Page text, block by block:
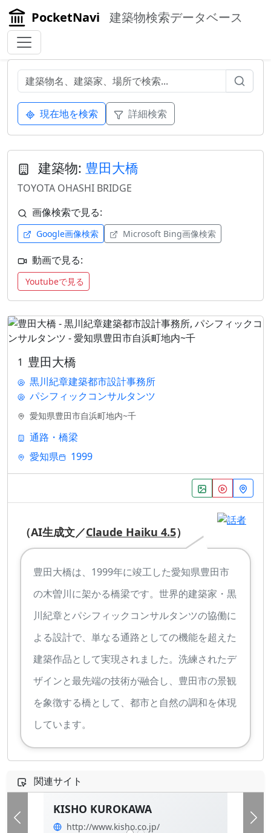
PocketNavi 建築物検索データベース
現在地を検索 詳細検索
建築物: 豊田大橋
TOYOTA OHASHI BRIDGE
画像検索で見る:
Google画像検索 Microsoft Bing画像検索
動画で見る:
Youtubeで見る
1 豊田大橋
黒川紀章建築都市設計事務所
パシフィックコンサルタンツ
愛知県豊田市自浜町地内~千
通路・橋梁
愛知県
1999
（AI生成文／Claude Haiku 4.5）
豊田大橋は、1999年に竣工した愛知県豊田市
の木曽川に架かる橋梁です。世界的建築家・黒
川紀章とパシフィックコンサルタンツの協働に
よる設計で、単なる通路としての機能を超えた
建築作品として実現されました。洗練されたデ
ザインと最先端の技術が融合し、豊田市の景観
を象徴する橋として、都市と自然の調和を体現
しています。
関連サイト
KISHO KUROKAWA
http://www.kisho.co.jp/
前へ 次